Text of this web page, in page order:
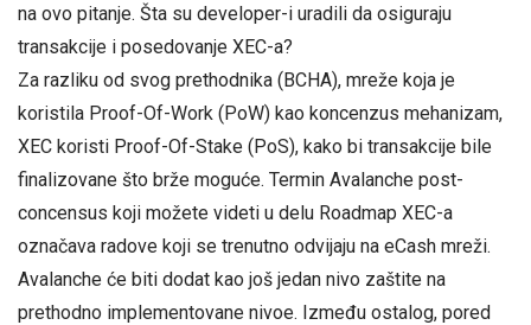
na ovo pitanje. Šta su developer-i uradili da osiguraju
transakcije i posedovanje XEC-a?
Za razliku od svog prethodnika (BCHA), mreže koja je
koristila Proof-Of-Work (PoW) kao koncenzus mehanizam,
XEC koristi Proof-Of-Stake (PoS), kako bi transakcije bile
finalizovane što brže moguće. Termin Avalanche post-
concensus koji možete videti u delu Roadmap XEC-a
označava radove koji se trenutno odvijaju na eCash mreži.
Avalanche će biti dodat kao još jedan nivo zaštite na
prethodno implementovane nivoe. Između ostalog, pored